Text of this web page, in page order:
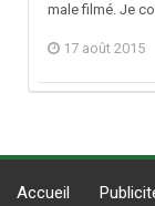
male filmé. Je
17 août 2015
Accueil